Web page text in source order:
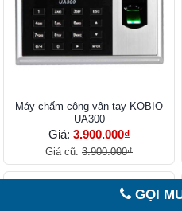
Máy chấm công vân tay KOBIO
UA300
Giá: 3.900.000₫
Giá cũ: 3.900.000₫
GỌI